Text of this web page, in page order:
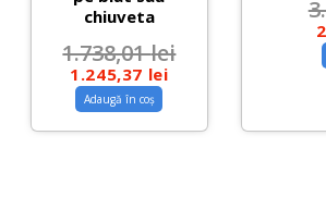
chiuveta
1.738,01lei
1.245,37 lei
Adaugă în coș